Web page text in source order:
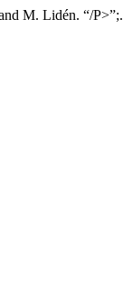
M. Lidén. “/P>”;.